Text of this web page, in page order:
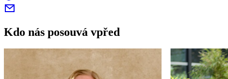
Kdo nás posouvá vpřed